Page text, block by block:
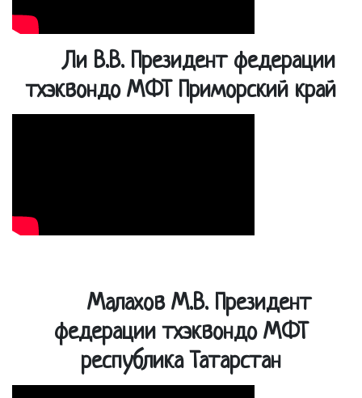
Ли В.В. Президент федерации
тхэквондо МФТ Приморский край
Малахов М.В. Президент
федерации тхэквондо МФТ
республика Татарстан